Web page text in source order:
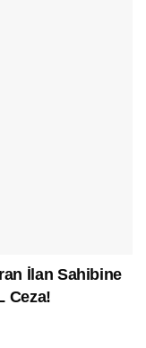
İlan Sahibine
Ceza!